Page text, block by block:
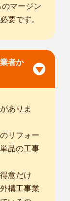
マージン
要です。
者か
ありま
リフォー
品の工事
意だけ
構工事業